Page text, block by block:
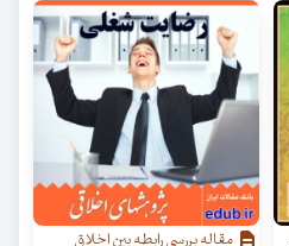
مقاله بررسی رابطه بین اخلاق